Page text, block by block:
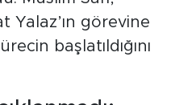
Yalaz’ın görevine
başlatıldığını